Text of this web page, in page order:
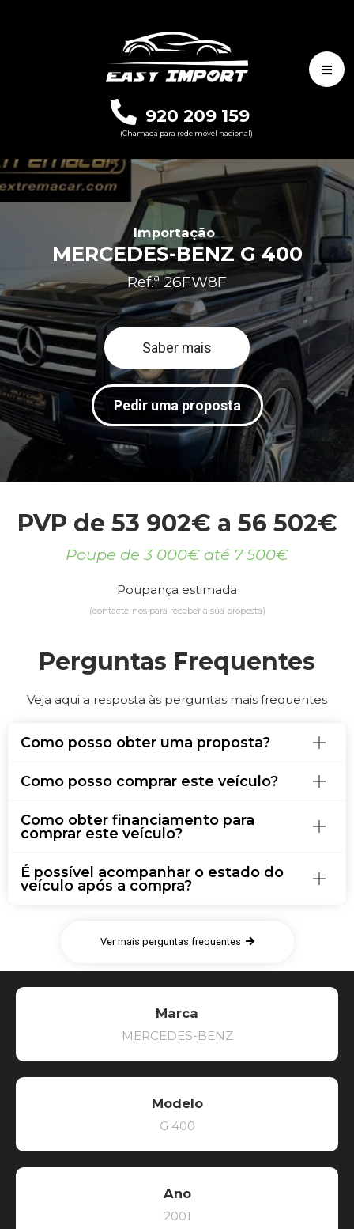
920 209 159
(Chamada para rede móvel nacional)
Importação
MERCEDES-BENZ G 400
Ref.ª 26FW8F
Saber mais
Pedir uma proposta
PVP de 53 902€ a 56 502€
Poupe de 3 000€ até 7 500€
Poupança estimada
(contacte-nos para receber a sua proposta)
Perguntas Frequentes
Veja aqui a resposta às perguntas mais frequentes
Como posso obter uma proposta?
Como posso comprar este veículo?
Como obter financiamento para
comprar este veículo?
É possível acompanhar o estado do
veículo após a compra?
Ver mais perguntas frequentes
Marca
MERCEDES-BENZ
Modelo
G 400
Ano
2001